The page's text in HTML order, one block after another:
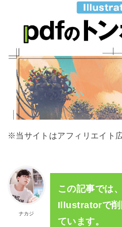
※当サイトはアフィリエイト
ナカジ
この記事では
Illustratorで削
ています。